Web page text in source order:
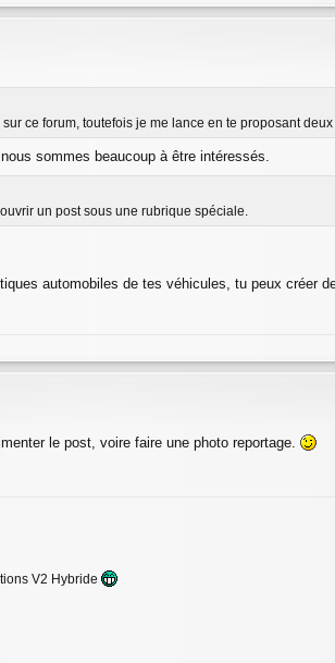
ce forum, toutefois je me lance en te proposant
sommes beaucoup à être intéressés.
un post sous une rubrique spéciale.
automobiles de tes véhicules, tu peux créer
le post, voire faire une photo reportage.
V2 Hybride